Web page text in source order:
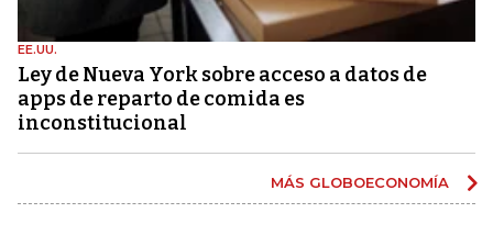
EE.UU.
Ley de Nueva York sobre acceso a datos de
apps de reparto de comida es
inconstitucional
MÁS GLOBOECONOMÍA